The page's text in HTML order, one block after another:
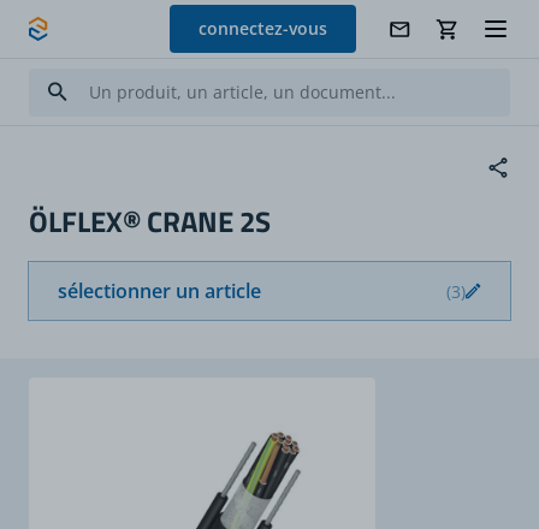
Allez au contenu
connectez-vous
ÖLFLEX® CRANE 2S
sélectionner un article (3)